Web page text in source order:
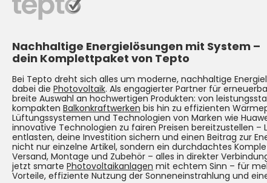
Nachhaltige Energielösungen mit System –
dein Komplettpaket von Tepto
Bei Tepto dreht sich alles um moderne, nachhaltige
dabei die Photovoltaik. Als engagierter Partner für
breite Auswahl an hochwertigen Produkten: von
kompakten Balkonkraftwerken bis hin zu effizienten
Lüftungssystemen und Technologien von Marken wie
innovative Technologien zu fairen Preisen bereitzustellen –
entlasten, deine Investition sichern und einen Beitrag zur
nicht nur einzelne Artikel, sondern ein durchdachtes
Versand, Montage und Zubehör – alles in direkter
jetzt smarte Photovoltaikanlagen mit echtem Sinn – für
Vorteile, effiziente Nutzung der Sonneneinstrahlung und